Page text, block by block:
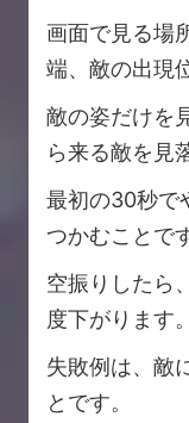
画面で見る場
端、敵の出現
敵の姿だけを
ら来る敵を見
最初の30秒で
つかむことで
空振りしたら
度下がります。
失敗例は、敵
とです。